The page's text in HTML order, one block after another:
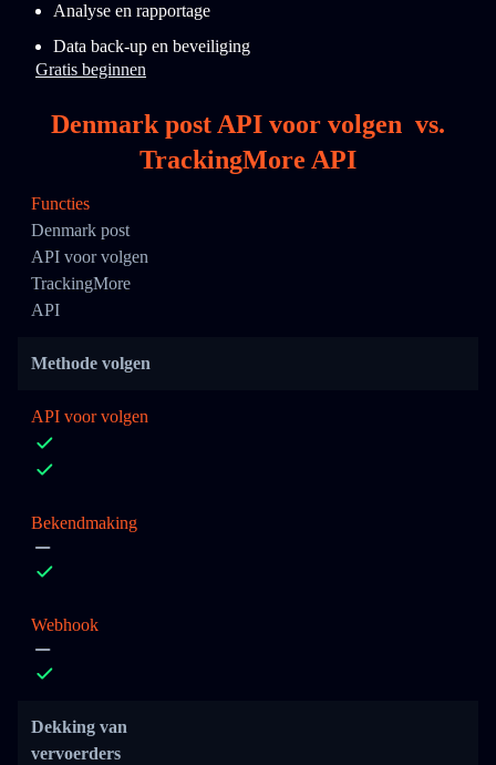
Analyse en rapportage
Data back-up en beveiliging
Gratis beginnen
Denmark post API voor volgen vs.
TrackingMore API
Functies
Denmark post
API voor volgen
TrackingMore
API
Methode volgen
API voor volgen
Bekendmaking
Webhook
Dekking van
vervoerders